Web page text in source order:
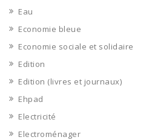
Eau
Economie bleue
Economie sociale et solidaire
Edition
Edition (livres et journaux)
Ehpad
Electricité
Electroménager